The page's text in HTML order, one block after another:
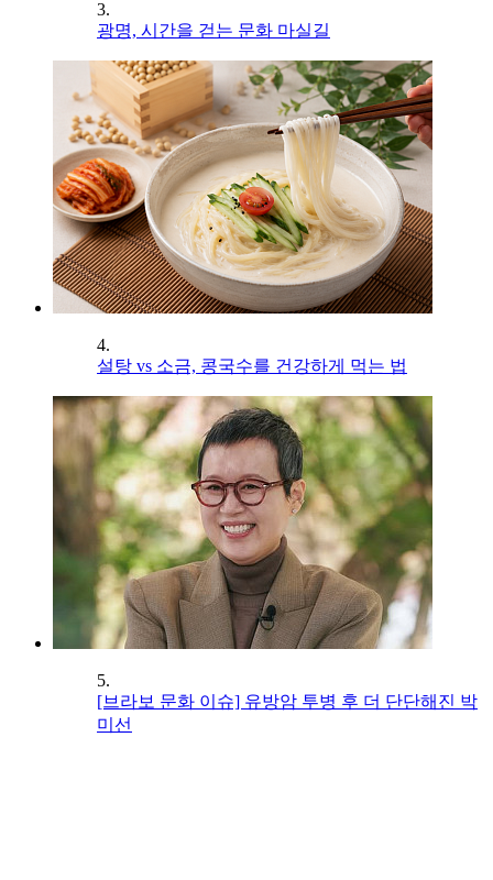
3.
광명, 시간을 걷는 문화 마실길
4.
설탕 vs 소금, 콩국수를 건강하게 먹는 법
5.
[브라보 문화 이슈] 유방암 투병 후 더 단단해진 박
미선